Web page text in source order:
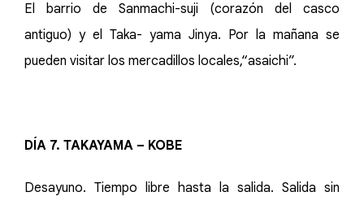
El barrio de Sanmachi-suji (corazón del casco
antiguo) y el Taka- yama Jinya. Por la mañana se
pueden visitar los mercadillos locales,“asaichi”.
DÍA 7. TAKAYAMA – KOBE
Desayuno. Tiempo libre hasta la salida. Salida sin